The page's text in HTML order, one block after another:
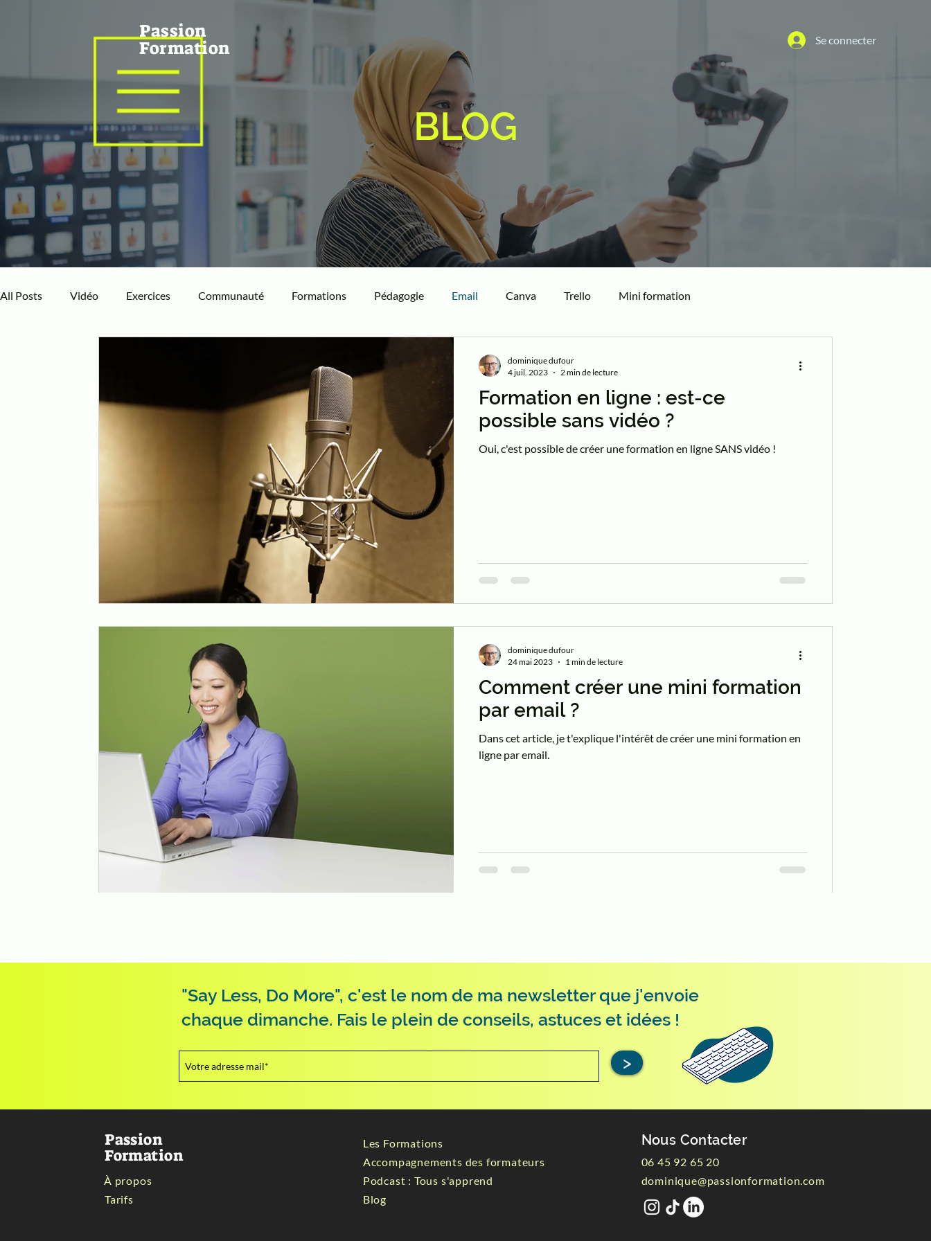
Passion
Formation Se connecter
BLOG
All Posts Vidéo Exercices Communauté Formations Pédagogie Email Canva Trello Mini formation
Formation en ligne : est-ce
possible sans vidéo ?
Oui, c'est possible de créer une formation en ligne SANS vidéo !
dominique dufour
4 juil. 2023
2 min de lecture
Comment créer une mini formation
par email ?
Dans cet article, je t'explique l'intérêt de créer une mini formation en
ligne par email.
dominique dufour
24 mai 2023
1 min de lecture
"Say Less, Do More", c'est le nom de ma newsletter que j'envoie
chaque dimanche. Fais le plein de conseils, astuces et idées !
>
Passion
Formation
À propos
Tarifs
Les Formations
Accompagnements des formateurs
Podcast : Tous s'apprend
Blog
Nous Contacter
06 45 92 65 20
dominique@passionformation.com